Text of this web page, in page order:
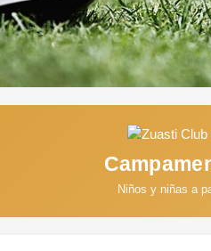
Niños y niñas a